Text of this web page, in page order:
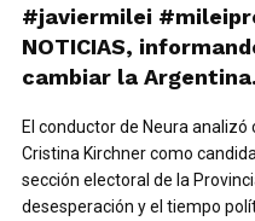
#javiermilei
NOTICIAS,
cambiar la
El conductor de Neura
Cristina Kirchner como
sección electoral de la
desesperación y el tiempo